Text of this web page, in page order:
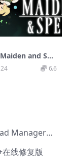
and Spe
24 6.6
IDM下载器中文版 Internet Download Manager v6.42.36 IDM
线修复版